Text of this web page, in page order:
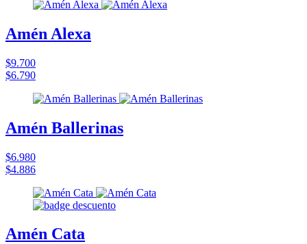
Amén Alexa
$9.700
$6.790
Amén Ballerinas
$6.980
$4.886
Amén Cata